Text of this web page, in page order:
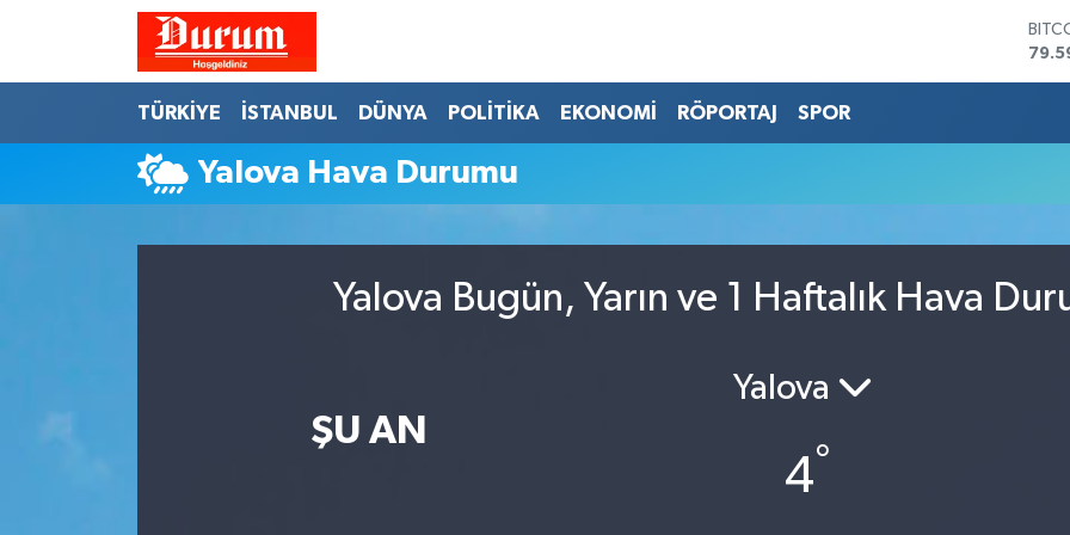
TÜRKİYE İSTANBUL DÜNYA POLİTİKA EKONOMİ RÖPORTAJ SPOR
Yalova Hava Durumu
Yalova Bugün, Yarın ve 1 Haftalık Hava
ŞU AN
Yalova
4°
Hava Durumu